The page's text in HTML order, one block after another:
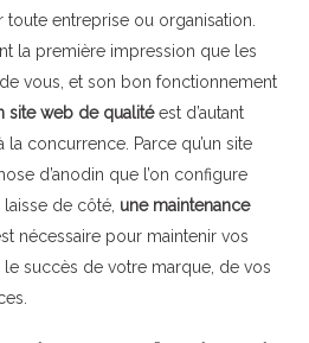
entreprise ou organisation.
la première impression que les
vous, et son bon fonctionnement
site web de qualitéest d’autant
concurrence. Parce qu’un site
d’anodin que l’on configure
de côté, une maintenance
nécessaire pour maintenir vos
le succès de votre marque, de vos